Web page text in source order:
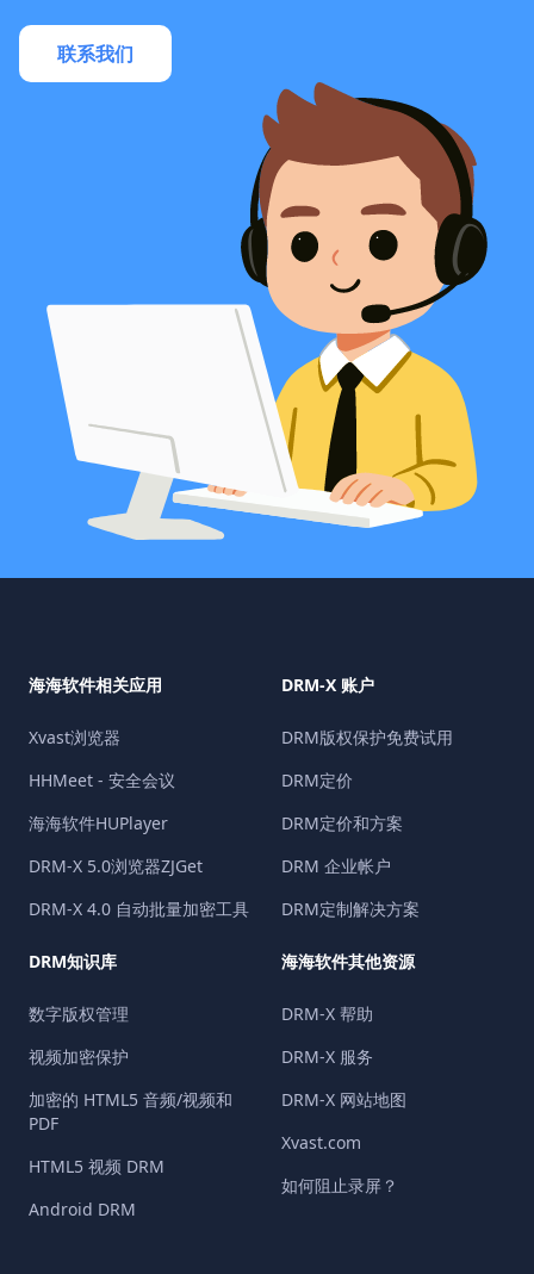
联系我们
海海软件相关应用
Xvast浏览器
HHMeet - 安全会议
海海软件HUPlayer
DRM-X 5.0浏览器ZJGet
DRM-X 4.0 自动批量加密工具
DRM-X 账户
DRM版权保护免费试用
DRM定价
DRM定价和方案
DRM 企业帐户
DRM定制解决方案
DRM知识库
数字版权管理
视频加密保护
加密的 HTML5 音频/视频和
PDF
HTML5 视频 DRM
Android DRM
海海软件其他资源
DRM-X 帮助
DRM-X 服务
DRM-X 网站地图
Xvast.com
如何阻止录屏？